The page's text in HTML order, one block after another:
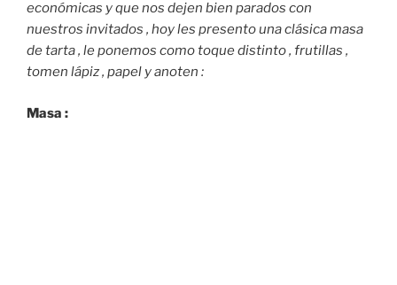
económicas y que nos dejen bien parados con
nuestros invitados , hoy les presento una clásica masa
de tarta , le ponemos como toque distinto , frutillas ,
tomen lápiz , papel y anoten :
Masa :